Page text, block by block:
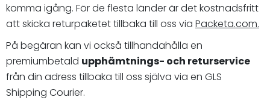
komma igång. För de flesta länder är det kostnadsfritt
att skicka returpaketet tillbaka till oss via Packeta.com.
På begäran kan vi också tillhandahålla en
premiumbetald upphämtnings- och returservice
från din adress tillbaka till oss själva via en GLS
Shipping Courier.